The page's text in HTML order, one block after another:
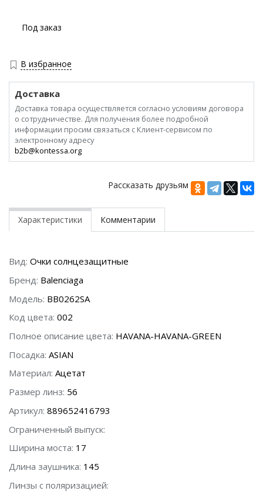
Под заказ
В избранное
Доставка
Доставка товара осуществляется согласно условиям договора
о сотрудничестве. Для получения более подробной
информации просим связаться с Клиент-сервисом по
электронному адресу
b2b@kontessa.org
Рассказать друзьям
Характеристики Комментарии
Вид: Очки солнцезащитные
Бренд: Balenciaga
Модель: BB0262SA
Код цвета: 002
Полное описание цвета: HAVANA-HAVANA-GREEN
Посадка: ASIAN
Материал: Ацетат
Размер линз: 56
Артикул: 889652416793
Ограниченный выпуск:
Ширина моста: 17
Длина заушника: 145
Линзы с поляризацией: